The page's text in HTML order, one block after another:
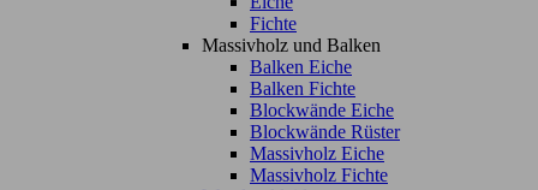
Fichte
Massivholz und Balken
Balken Eiche
Balken Fichte
Blockwände Eiche
Blockwände Rüster
Massivholz Eiche
Massivholz Fichte